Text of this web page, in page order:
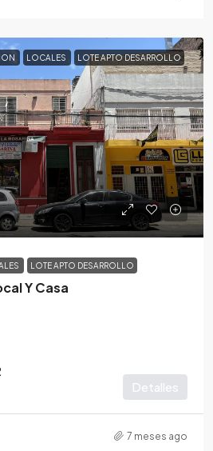
LOCALES LOTE APTO DESARROLLO
LOTE APTO DESARROLLO
Y Casa
Detalles
7 meses ago